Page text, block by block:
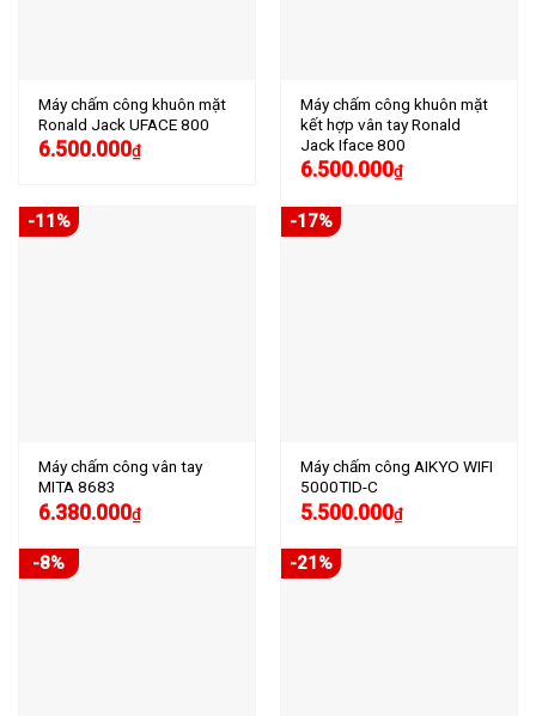
Máy chấm công khuôn mặt
Ronald Jack UFACE 800
6.500.000₫
Máy chấm công khuôn mặt
kết hợp vân tay Ronald
Jack Iface 800
6.500.000₫
-11%
Máy chấm công vân tay
MITA 8683
6.380.000₫
-17%
Máy chấm công AIKYO WIFI
5000TID-C
5.500.000₫
-8% -21%